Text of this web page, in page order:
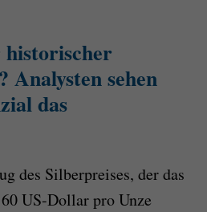
Analysten sehen
das
des Silberpreises, der das
US-Dollar pro Unze